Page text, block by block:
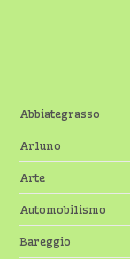
Abbiategrasso
Arluno
Arte
Automobilismo
Bareggio